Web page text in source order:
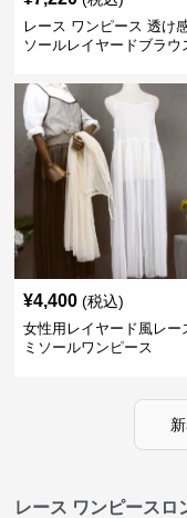
レース ワンピース 透け
ソールレイヤードブラウ
¥4,400 (税込)
女性用レイヤード風レー
ミソールワンピース
レース ワンピースロ